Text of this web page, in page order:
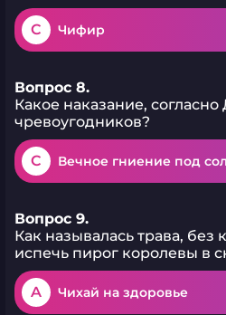
C Чифир
Вопрос 8.
Какое наказание,
чревоугодников?
C Вечное гниение под
Вопрос 9.
Как называлась трава, без
испечь пирог королевы в
A Чихай на здоровье